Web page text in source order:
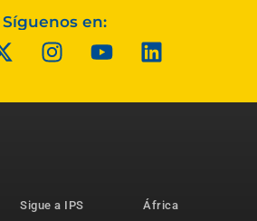
Síguenos en:
Sigue a IPS
África